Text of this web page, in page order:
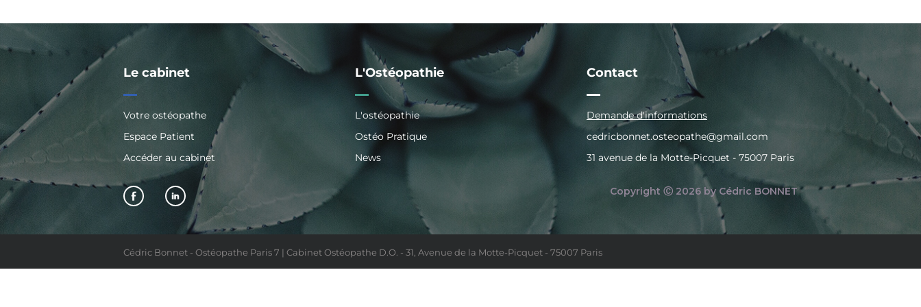
Le cabinet
Votre ostéopathe
Espace Patient
Accéder au cabinet
L'Ostéopathie
L'ostéopathie
Ostéo Pratique
News
Contact
Demande d'informations
cedricbonnet.osteopathe@gmail.com
31 avenue de la Motte-Picquet - 75007 Paris
Copyright Ⓒ 2026 by Cédric BONNET
Cédric Bonnet - Ostéopathe Paris 7 | Cabinet Ostéopathe D.O. - 31, Avenue de la Motte-Picquet - 75007 Paris